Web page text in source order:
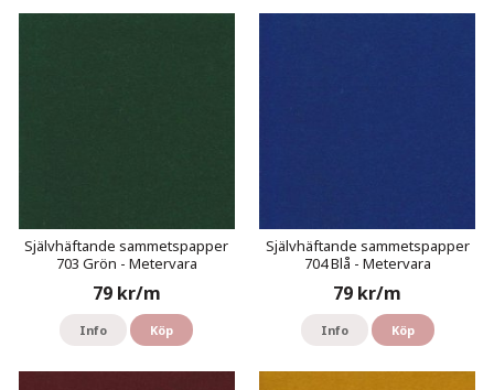
Självhäftande sammetspapper
703 Grön - Metervara
79 kr/m
Info Köp
Självhäftande sammetspapper
704 Blå - Metervara
79 kr/m
Info Köp